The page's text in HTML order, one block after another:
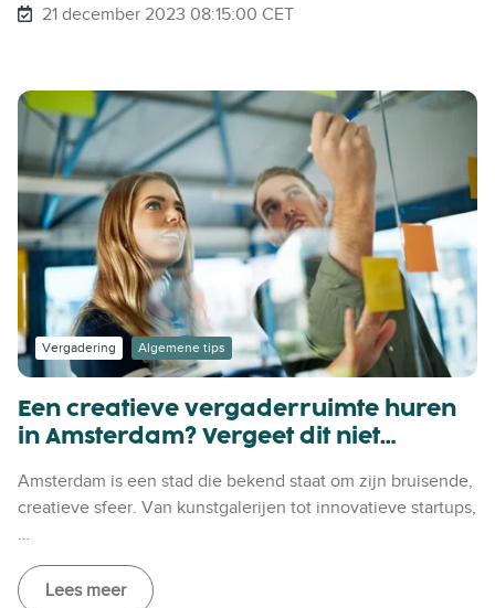
21 december 2023 08:15:00 CET
Een creatieve vergaderruimte huren
in Amsterdam? Vergeet dit niet…
Amsterdam is een stad die bekend staat om zijn bruisende,
creatieve sfeer. Van kunstgalerijen tot innovatieve startups,
…
Lees meer
Vergadering Algemene tips